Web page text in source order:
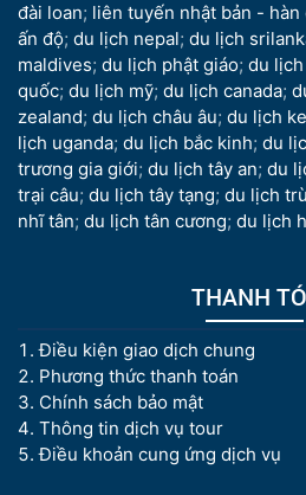
đài loan; liên tuyến nhật bản -
ấn độ; du lịch nepal; du lịch
maldives; du lịch phật giáo; du
quốc; du lịch mỹ; du lịch canada;
zealand; du lịch châu âu; du lịch
lịch uganda; du lịch bắc kinh; du
trương gia giới; du lịch tây an; du
trại câu; du lịch tây tạng; du lịch
nhĩ tân; du lịch tân cương; du lịch
THANH
Điều kiện giao dịch chung
Phương thức thanh toán
Chính sách bảo mật
Thông tin dịch vụ tour
Điều khoản cung ứng dịch vụ